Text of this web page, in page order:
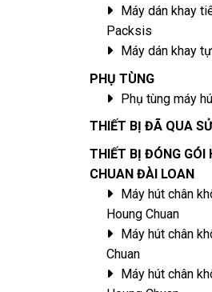
Máy dán khay
Packsis
Máy dán khay
PHỤ TÙNG
Phụ tùng máy
THIẾT BỊ ĐÃ QUA
THIẾT BỊ ĐÓNG GÓI
CHUAN ĐÀI LOAN
Máy hút chân
Houng Chuan
Máy hút chân
Chuan
Máy hút chân